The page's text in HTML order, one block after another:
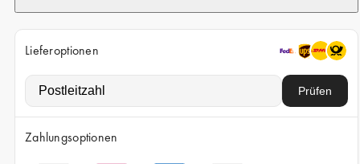
iPhone 15
iPhone 14 Pro
iPhone 14
iPhone 13 Pro
Lieferoptionen
Prüfen
Zahlungsoptionen